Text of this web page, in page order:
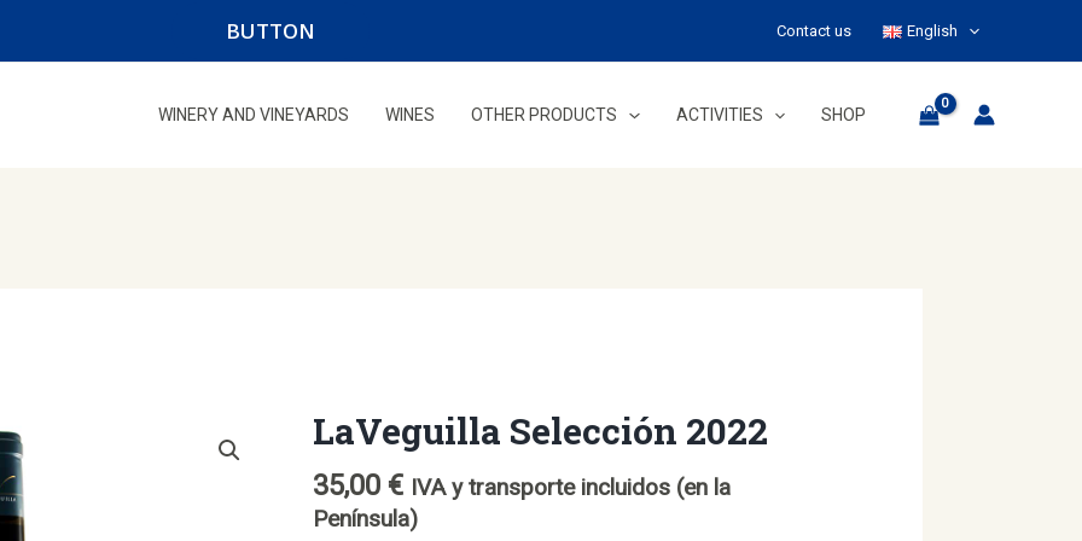
BUTTON Contact us English
WINERY AND VINEYARDS WINES OTHER PRODUCTS ACTIVITIES SHOP
LaVeguilla Selección 2022
35,00 € IVA y transporte incluidos (en la
Península)